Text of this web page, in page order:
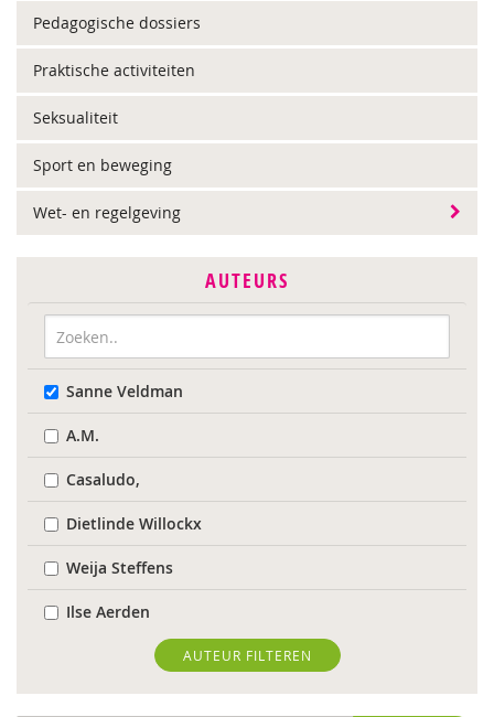
Pedagogische dossiers
Praktische activiteiten
Seksualiteit
Sport en beweging
Wet- en regelgeving
AUTEURS
Sanne Veldman
A.M.
Casaludo,
Dietlinde Willockx
Weija Steffens
Ilse Aerden
Pauline van Aken
Evelyn Akkermans
AUTEUR FILTEREN